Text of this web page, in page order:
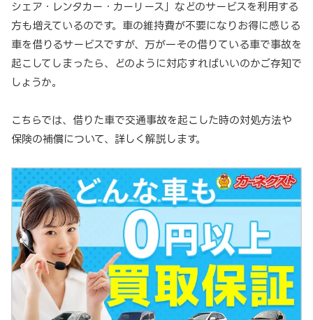
シェア・レンタカー・カーリース」などのサービスを利用する
方も増えているのです。車の維持費が不要になりお得に感じる
車を借りるサービスですが、万が一その借りている車で事故を
起こしてしまったら、どのように対応すればいいのかご存知で
しょうか。
こちらでは、借りた車で交通事故を起こした時の対処方法や
保険の補償について、詳しく解説します。